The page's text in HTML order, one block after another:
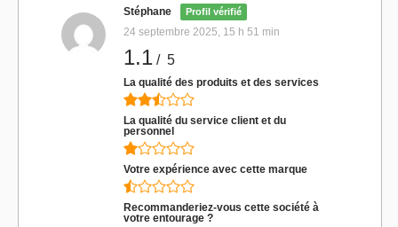
Stéphane Profil vérifié
24 septembre 2025, 15 h 51 min
1.1 / 5
La qualité des produits et des services
La qualité du service client et du
personnel
Votre expérience avec cette marque
Recommanderiez-vous cette société à
votre entourage ?